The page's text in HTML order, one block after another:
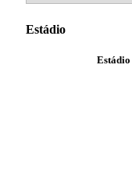
Estádio